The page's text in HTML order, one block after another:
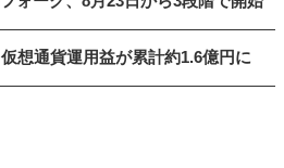
想通貨運用益が累計約1.6億円に